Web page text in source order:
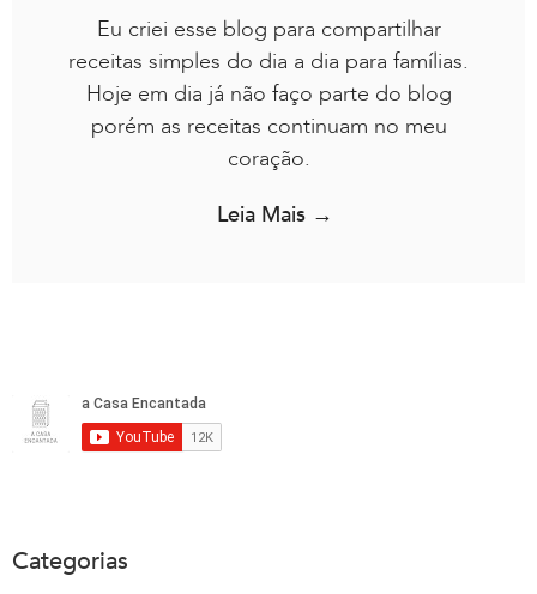
Eu criei esse blog para compartilhar
receitas simples do dia a dia para famílias.
Hoje em dia já não faço parte do blog
porém as receitas continuam no meu
coração.
Leia Mais →
Categorias